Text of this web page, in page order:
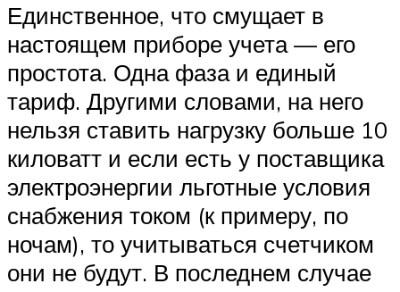
Единственное, что смущает в
настоящем приборе учета — его
простота. Одна фаза и единый
тариф. Другими словами, на него
нельзя ставить нагрузку больше 10
киловатт и если есть у поставщика
электроэнергии льготные условия
снабжения током (к примеру, по
ночам), то учитываться счетчиком
они не будут. В последнем случае